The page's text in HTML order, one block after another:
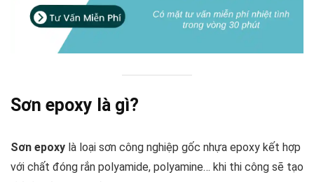
Sơn epoxy là gì?
Sơn epoxy là loại sơn công nghiệp gốc nhựa epoxy kết hợp
với chất đóng rắn polyamide, polyamine… khi thi công sẽ tạo